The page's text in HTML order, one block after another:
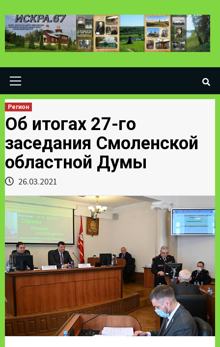
to
content
Регион
Об итогах 27-го
заседания Смоленской
областной Думы
26.03.2021